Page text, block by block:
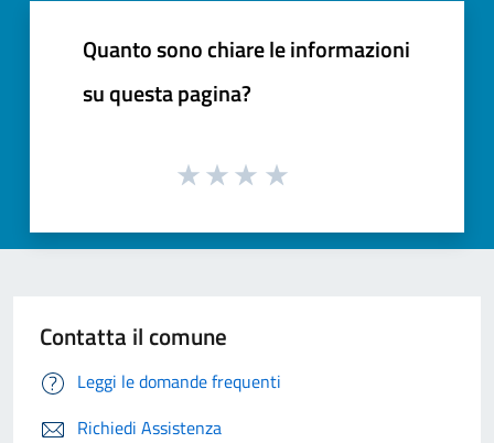
Quanto sono chiare le informazioni
su questa pagina?
Contatta il comune
Leggi le domande frequenti
Richiedi Assistenza